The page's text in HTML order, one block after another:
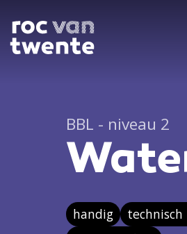
BBL - niveau 2
handig